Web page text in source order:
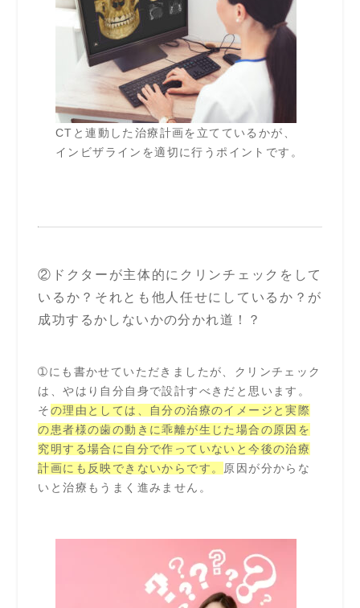
CTと連動した治療計画を立てているかが、
インビザラインを適切に行うポイントです。
②ドクターが主体的にクリンチェックをして
いるか？それとも他人任せにしているか？が
成功するかしないかの分かれ道！？
➀にも書かせていただきましたが、クリンチェック
は、やはり自分自身で設計すべきだと思います。
その理由としては、自分の治療のイメージと実際
の患者様の歯の動きに乖離が生じた場合の原因を
究明する場合に自分で作っていないと今後の治療
計画にも反映できないからです。 原因が分からな
いと治療もうまく進みません。